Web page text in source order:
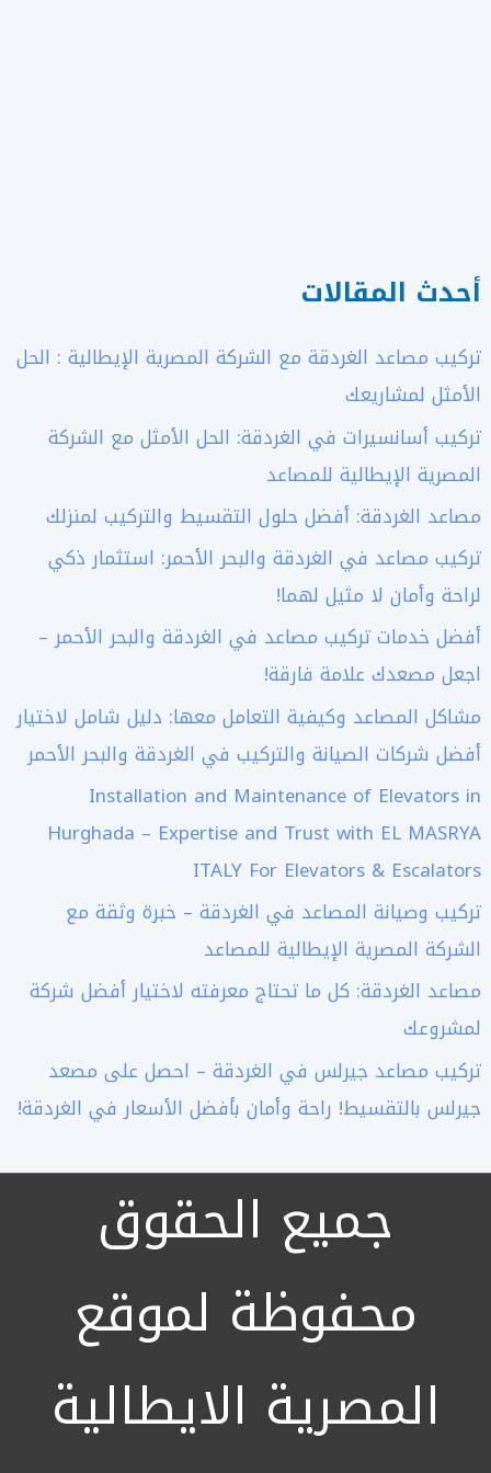
أحدث المقالات
تركيب مصاعد الغردقة مع الشركة المصرية الإيطالية : الحل
الأمثل لمشاريعك
تركيب أسانسيرات في الغردقة: الحل الأمثل مع الشركة
المصرية الإيطالية للمصاعد
مصاعد الغردقة: أفضل حلول التقسيط والتركيب لمنزلك
تركيب مصاعد في الغردقة والبحر الأحمر: استثمار ذكي
لراحة وأمان لا مثيل لهما!
أفضل خدمات تركيب مصاعد في الغردقة والبحر الأحمر –
اجعل مصعدك علامة فارقة!
مشاكل المصاعد وكيفية التعامل معها: دليل شامل لاختيار
أفضل شركات الصيانة والتركيب في الغردقة والبحر الأحمر
Installation and Maintenance of Elevators in
Hurghada – Expertise and Trust with EL MASRYA
ITALY For Elevators & Escalators
تركيب وصيانة المصاعد في الغردقة – خبرة وثقة مع
الشركة المصرية الإيطالية للمصاعد
مصاعد الغردقة: كل ما تحتاج معرفته لاختيار أفضل شركة
لمشروعك
تركيب مصاعد جيرلس في الغردقة – احصل على مصعد
جيرلس بالتقسيط! راحة وأمان بأفضل الأسعار في الغردقة!
جميع الحقوق
محفوظة لموقع
المصرية الايطالية